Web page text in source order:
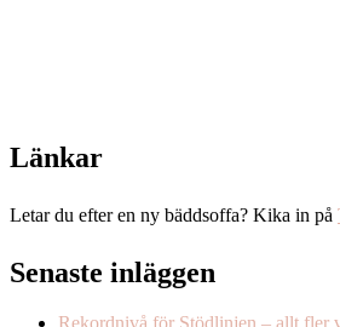
Länkar
Letar du efter en ny bäddsoffa? Kika in på
Senaste inläggen